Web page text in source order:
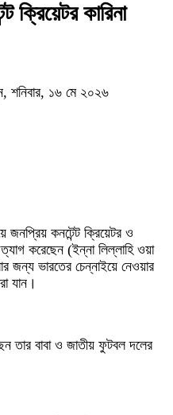
ক্রিয়েটর কারিনা
শনিবার, ১৬ মে ২০২৬
কনটেন্ট ক্রিয়েটর ও
করেছেন (ইন্না লিল্লাহি ওয়া
জন্য ভারতের চেন্নাইয়ে নেওয়ার
যান।
তার বাবা ও জাতীয় ফুটবল দলের